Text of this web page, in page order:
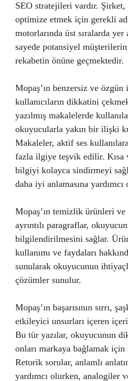
SEO stratejileri vardır.
optimize etmek için gerekli
motorlarında üst sıralarda yer
sayede potansiyel
rekabetin önüne geçmektedir.
Mopaş’ın benzersiz ve
kullanıcıların dikkatini
yazılmış makalelerde
okuyucularla yakın bir ilişki
Makaleler, aktif ses
fazla ilgiye teşvik edilir. Kısa
bilgiyi kolayca sindirmeyi
daha iyi anlamasına yardımcı
Mopaş’ın temizlik ürünleri
ayrıntılı paragraflar,
bilgilendirilmesini sağlar.
kullanımı ve faydaları
sunularak okuyucunun
çözümler sunulur.
Mopaş’ın başarısının sırrı,
etkileyici unsurları içeren
Bu tür yazılar, okuyucunun
onları markaya bağlamak
Retorik sorular, anlamlı
yardımcı olurken, analogiler